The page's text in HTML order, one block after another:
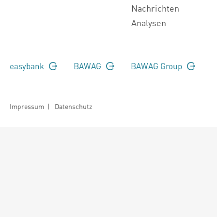
Nachrichten
Analysen
easybank BAWAG BAWAG Group
Impressum | Datenschutz